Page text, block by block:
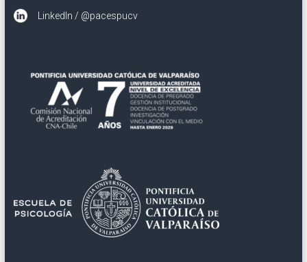
LinkedIn / @pacespucv